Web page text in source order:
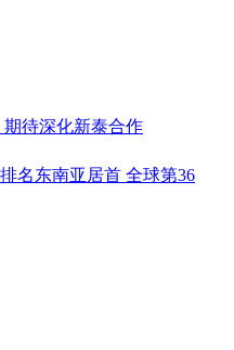
待深化新泰合作
名东南亚居首 全球第36